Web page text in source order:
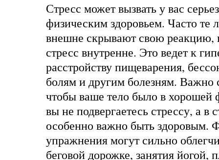
Стресс может вызвать у вас
физическим здоровьем. Часто те
внешне скрывают свою реакцию,
стресс внутренне. Это ведет к
расстройству пищеварения,
болям и другим болезням. Важно
чтобы ваше тело было в хорошей
вы не подвергаетесь стрессу, а в
особенно важно быть здоровым.
упражнения могут сильно
беговой дорожке, занятия йогой,